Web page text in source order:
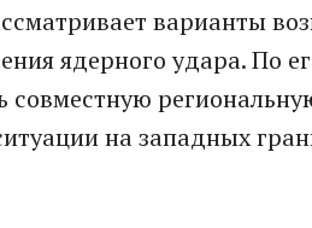
варианты
ядерного удара. По
совместную
на западных